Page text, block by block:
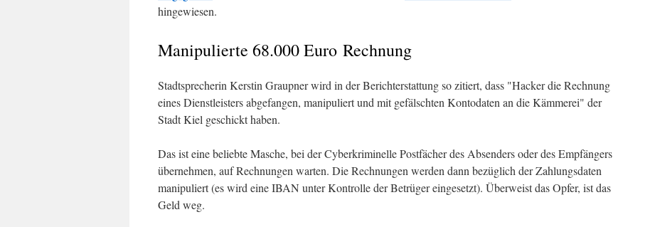
hingewiesen.
Manipulierte 68.000 Euro Rechnung
Stadtsprecherin Kerstin Graupner wird in der Berichterstattung so zitiert, dass "Hacker die Rechnung
eines Dienstleisters abgefangen, manipuliert und mit gefälschten Kontodaten an die Kämmerei" der
Stadt Kiel geschickt haben.
Das ist eine beliebte Masche, bei der Cyberkriminelle Postfächer des Absenders oder des Empfängers
übernehmen, auf Rechnungen warten. Die Rechnungen werden dann bezüglich der Zahlungsdaten
manipuliert (es wird eine IBAN unter Kontrolle der Betrüger eingesetzt). Überweist das Opfer, ist das
Geld weg.